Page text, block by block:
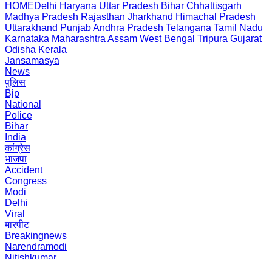
HOMEDelhi Haryana Uttar Pradesh Bihar Chhattisgarh
Madhya Pradesh Rajasthan Jharkhand Himachal Pradesh
Uttarakhand PunjabAndhra Pradesh Telangana Tamil Nadu
Karnataka Maharashtra Assam West Bengal Tripura Gujarat
Odisha Kerala
Jansamasya
News
पुलिस
Bjp
National
Police
Bihar
India
कांग्रेस
भाजपा
Accident
Congress
Modi
Delhi
Viral
मारपीट
Breakingnews
Narendramodi